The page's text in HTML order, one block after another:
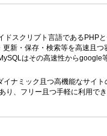
ドスクリプト言語であるPHP
新・保存・検索等を高速且
はその高速性からgoogle
ナミック且つ高機能なサイ
り、フリー且つ手軽に利用で